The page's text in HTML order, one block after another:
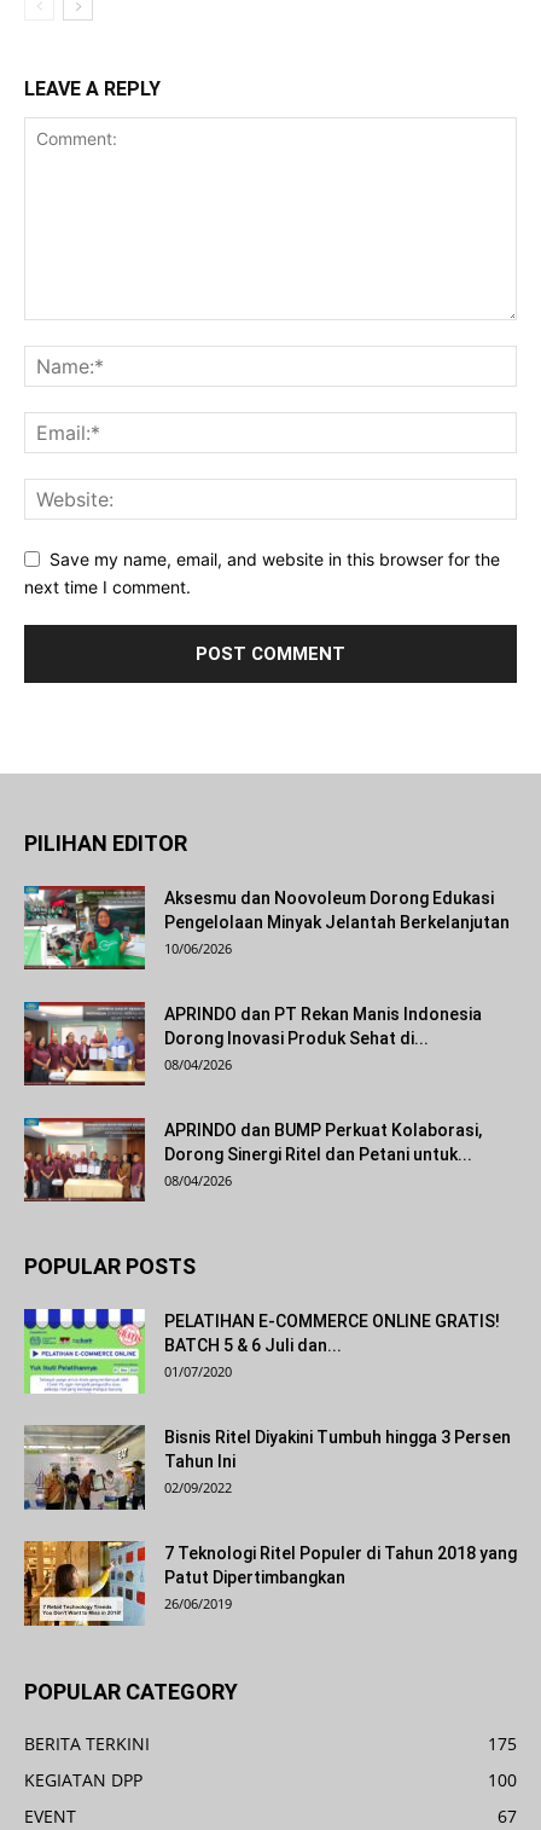
LEAVE A REPLY
Save my name, email, and website in this browser for the
next time I comment.
PILIHAN EDITOR
Aksesmu dan Noovoleum Dorong Edukasi
Pengelolaan Minyak Jelantah Berkelanjutan
10/06/2026
APRINDO dan PT Rekan Manis Indonesia
Dorong Inovasi Produk Sehat di...
08/04/2026
APRINDO dan BUMP Perkuat Kolaborasi,
Dorong Sinergi Ritel dan Petani untuk...
08/04/2026
POPULAR POSTS
PELATIHAN E-COMMERCE ONLINE GRATIS!
BATCH 5 & 6 Juli dan...
01/07/2020
Bisnis Ritel Diyakini Tumbuh hingga 3 Persen
Tahun Ini
02/09/2022
7 Teknologi Ritel Populer di Tahun 2018 yang
Patut Dipertimbangkan
26/06/2019
POPULAR CATEGORY
BERITA TERKINI
175
KEGIATAN DPP
100
EVENT
67